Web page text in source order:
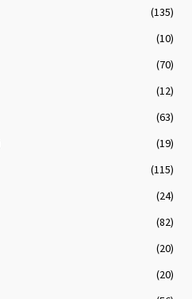
(135)
(10)
(70)
(12)
(63)
(19)
(115)
(24)
(82)
(20)
(20)